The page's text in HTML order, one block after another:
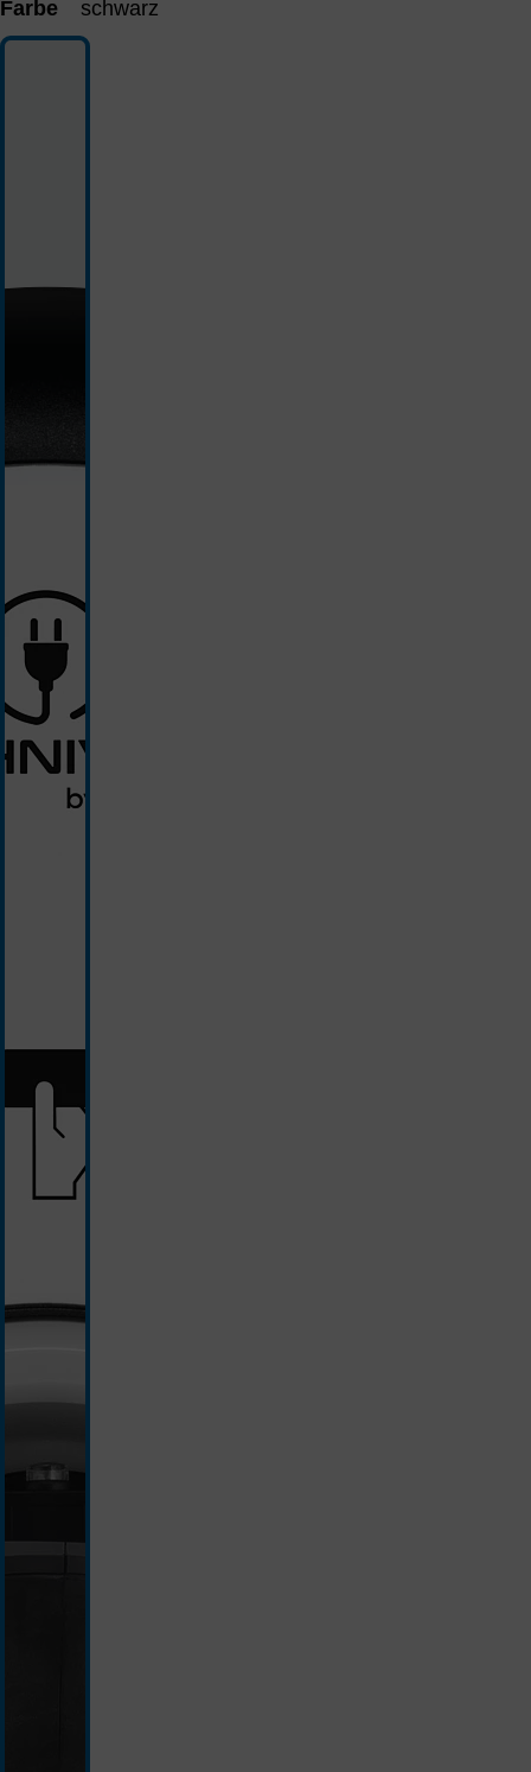
Farbe schwarz